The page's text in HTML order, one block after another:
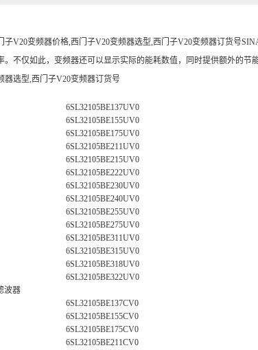
子V20变频器价格,西门子V20变频器选型,西门子V20变频器订货号
。不仅如此，变频器还可以显示实际的能耗数值，同时提供额外的
器选型,西门子V20变频器订货号
6SL32105BE137UV0
6SL32105BE155UV0
6SL32105BE175UV0
6SL32105BE211UV0
6SL32105BE215UV0
6SL32105BE222UV0
6SL32105BE230UV0
6SL32105BE240UV0
6SL32105BE255UV0
6SL32105BE275UV0
6SL32105BE311UV0
6SL32105BE315UV0
6SL32105BE318UV0
6SL32105BE322UV0
波器
6SL32105BE137CV0
6SL32105BE155CV0
6SL32105BE175CV0
6SL32105BE211CV0